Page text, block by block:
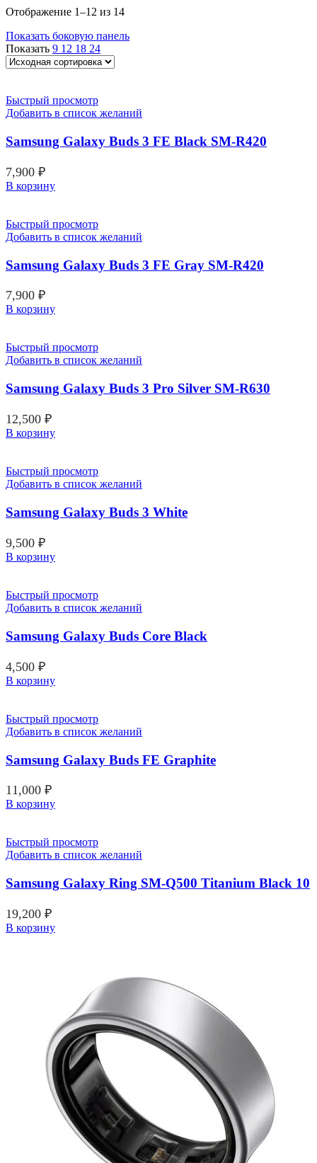
Отображение 1–12 из 14
Показать боковую панель
Показать 9 12 18 24
Быстрый просмотр
Добавить в список желаний
Samsung Galaxy Buds 3 FE Black SM-R420
7,900 ₽
В корзину
Быстрый просмотр
Добавить в список желаний
Samsung Galaxy Buds 3 FE Gray SM-R420
7,900 ₽
В корзину
Быстрый просмотр
Добавить в список желаний
Samsung Galaxy Buds 3 Pro Silver SM-R630
12,500 ₽
В корзину
Быстрый просмотр
Добавить в список желаний
Samsung Galaxy Buds 3 White
9,500 ₽
В корзину
Быстрый просмотр
Добавить в список желаний
Samsung Galaxy Buds Core Black
4,500 ₽
В корзину
Быстрый просмотр
Добавить в список желаний
Samsung Galaxy Buds FE Graphite
11,000 ₽
В корзину
Быстрый просмотр
Добавить в список желаний
Samsung Galaxy Ring SM-Q500 Titanium Black 10
19,200 ₽
В корзину